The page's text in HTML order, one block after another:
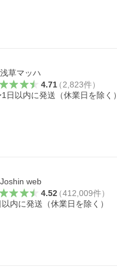
浅草マッハ
4.71（2,823件）
日以内に発送（休業日を除く）
Joshin web
4.52（412,009件）
以内に発送（休業日を除く）